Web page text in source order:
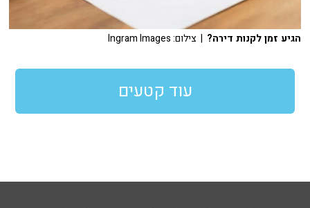
הגיע זמן לקנות דירה? | צילום: Ingram Images
עוד קטעים